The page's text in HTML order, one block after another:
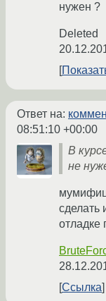
нужен ?
Deleted
Ответ на:
08:51:10 +00:00
В
не
сделать
отладке
Ссылка